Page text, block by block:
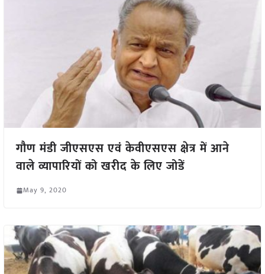
गौण मंडी जीएसएस एवं केवीएसएस क्षेत्र में आने
वाले व्यापारियों को खरीद के लिए जोडें
May 9, 2020